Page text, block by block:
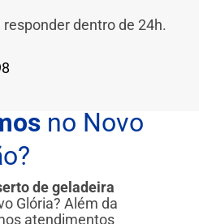
dentro de 24h.
no Novo
de geladeira
Glória? Além da
atendimentos